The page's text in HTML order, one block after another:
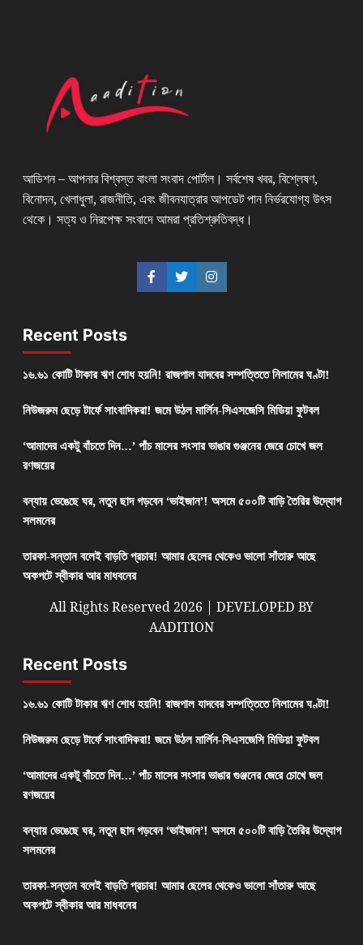
আডিশন – আপনার বিশ্বস্ত বাংলা সংবাদ পোর্টাল। সর্বশেষ খবর, বিশ্লেষণ,
বিনোদন, খেলাধুলা, রাজনীতি, এবং জীবনযাত্রার আপডেট পান নির্ভরযোগ্য উৎস
থেকে। সত্য ও নিরপেক্ষ সংবাদে আমরা প্রতিশ্রুতিবদ্ধ।
Recent Posts
১৬.৬১ কোটি টাকার ঋণ শোধ হয়নি! রাজপাল যাদবের সম্পত্তিতে নিলামের ঘণ্টা!
নিউজরুম ছেড়ে টার্ফে সাংবাদিকরা! জমে উঠল মার্লিন-সিএসজেসি মিডিয়া ফুটবল
‘আমাদের একটু বাঁচতে দিন…’ পাঁচ মাসের সংসার ভাঙার গুঞ্জনের জেরে চোখে জল
রণজয়ের
বন্যায় ভেঙেছে ঘর, নতুন ছাদ গড়বেন ‘ভাইজান’! অসমে ৫০০টি বাড়ি তৈরির উদ্যোগ
সলমনের
তারকা-সন্তান বলেই বাড়তি প্রচার! আমার ছেলের থেকেও ভালো সাঁতারু আছে
অকপটে স্বীকার আর মাধবনের
All Rights Reserved 2026 | DEVELOPED BY
AADITION
Recent Posts
১৬.৬১ কোটি টাকার ঋণ শোধ হয়নি! রাজপাল যাদবের সম্পত্তিতে নিলামের ঘণ্টা!
নিউজরুম ছেড়ে টার্ফে সাংবাদিকরা! জমে উঠল মার্লিন-সিএসজেসি মিডিয়া ফুটবল
‘আমাদের একটু বাঁচতে দিন…’ পাঁচ মাসের সংসার ভাঙার গুঞ্জনের জেরে চোখে জল
রণজয়ের
বন্যায় ভেঙেছে ঘর, নতুন ছাদ গড়বেন ‘ভাইজান’! অসমে ৫০০টি বাড়ি তৈরির উদ্যোগ
সলমনের
তারকা-সন্তান বলেই বাড়তি প্রচার! আমার ছেলের থেকেও ভালো সাঁতারু আছে
অকপটে স্বীকার আর মাধবনের